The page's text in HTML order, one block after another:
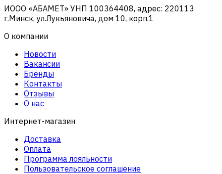
ИООО «АБАМЕТ» УНП 100364408, адрес: 220113
г.Минск, ул.Лукьяновича, дом 10, корп.1
О компании
Новости
Вакансии
Бренды
Контакты
Отзывы
О нас
Интернет-магазин
Доставка
Оплата
Программа лояльности
Пользовательское соглашение